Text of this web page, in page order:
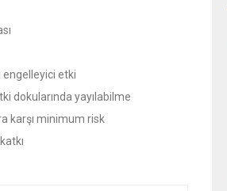
engelleyici etki
dokularında yayılabilme
karşı minimum risk